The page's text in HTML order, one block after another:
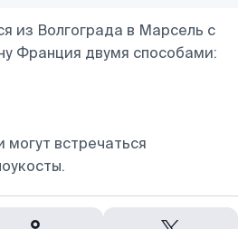
из Волгограда в Марсель с
Франция двумя способами:
могут встречаться